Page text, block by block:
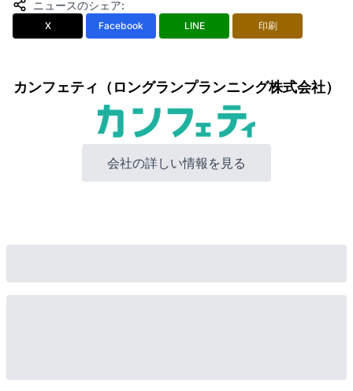
ニュースのシェア:
X Facebook LINE 印刷
カンフェティ（ロングランプランニング株式会社）
会社の詳しい情報を見る